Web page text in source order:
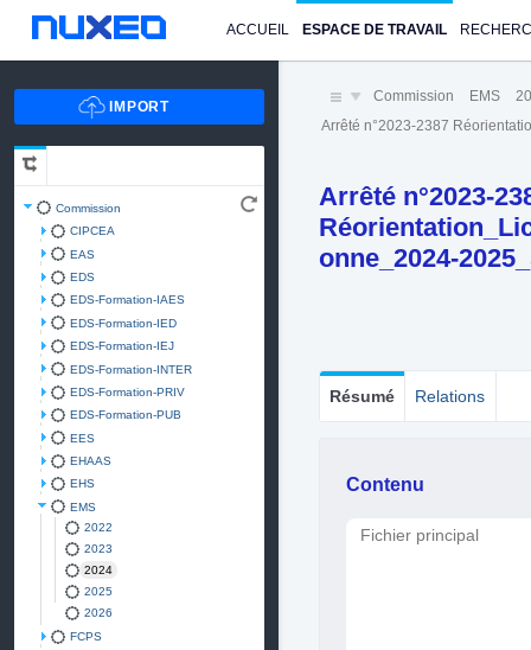
ACCUEIL ESPACE DE TRAVAIL
Commission
CIPCEA
EAS
EDS
EDS-Formation-IAES
EDS-Formation-IED
EDS-Formation-IEJ
EDS-Formation-INTER
EDS-Formation-PRIV
EDS-Formation-PUB
EES
EHAAS
EHS
EMS
2022
2023
2024
2025
2026
FCPS
Commission EMS
Arrêté n°2023-2387
Arrêté n°2023-
onne_2024-
Résumé Relations
Contenu
Fichier principal